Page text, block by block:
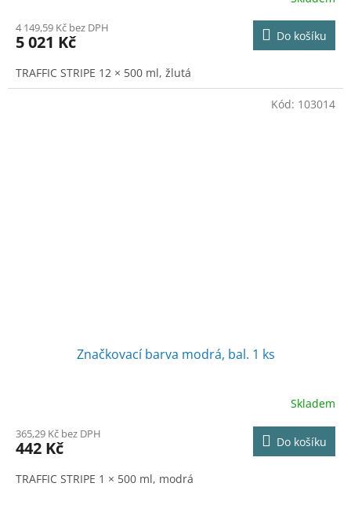
M
A
4 149,59 Kč bez DPH
5 021 Kč Do košíku
TRAFFIC STRIPE 12 × 500 ml, žlutá
Značkovací barva modrá, bal. 1 ks
Skladem
365,29 Kč bez DPH
442 Kč Do košíku
TRAFFIC STRIPE 1 × 500 ml, modrá
Kód: 103014